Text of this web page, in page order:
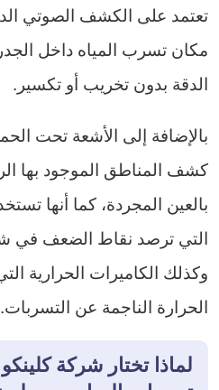
تعتمد على الكشف الصوتي
مكان تسرب المياه داخل
الدقة بدون تخريب أو تكسير.
بالإضافة إلى الأشعة تحت
كشف المناطق الموجود بها
بالعين المجردة، كما أنها
التي ترصد نقاط الضعف في
وكذلك الكاميرات الحرارية
الحرارة الناجمة عن التسربات.
لماذا تختار شركة